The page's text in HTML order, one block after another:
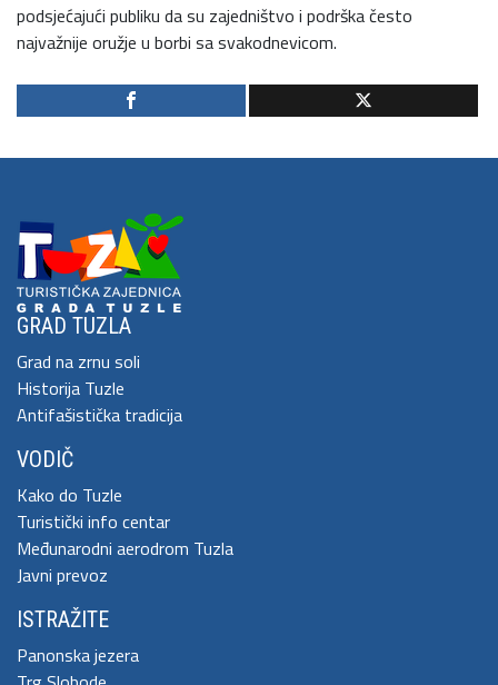
podsjećajući publiku da su zajedništvo i podrška često
najvažnije oružje u borbi sa svakodnevicom.
GRAD TUZLA
Grad na zrnu soli
Historija Tuzle
Antifašistička tradicija
VODIČ
Kako do Tuzle
Turistički info centar
Međunarodni aerodrom Tuzla
Javni prevoz
ISTRAŽITE
Panonska jezera